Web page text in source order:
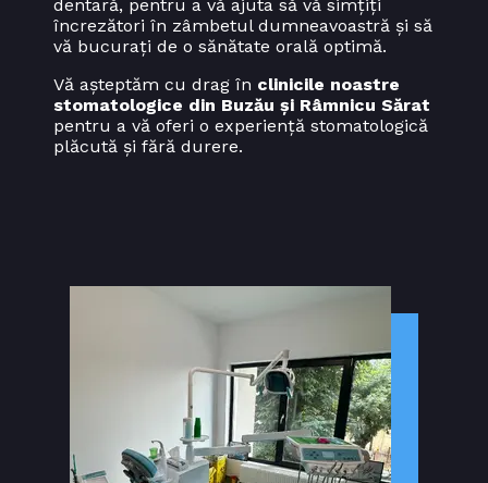
dentară, pentru a vă ajuta să vă simțiți
încrezători în zâmbetul dumneavoastră și să
vă bucurați de o sănătate orală optimă.
Vă așteptăm cu drag în clinicile noastre
stomatologice din Buzău și Râmnicu Sărat
pentru a vă oferi o experiență stomatologică
plăcută și fără durere.